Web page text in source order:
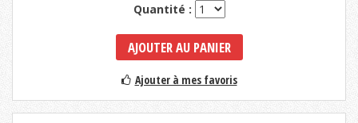
Quantité :
AJOUTER AU PANIER
Ajouter à mes favoris